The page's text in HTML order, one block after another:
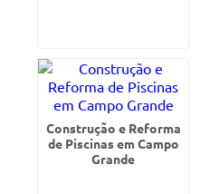
Construção e Reforma
de Piscinas em Campo
Grande